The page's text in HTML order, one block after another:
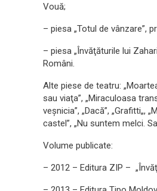
Vouă;
– piesa „Totul de vânzare”,
– piesa „Învăţăturile lui
Români.
Alte piese de teatru:
sau viaţa”, „Miraculoasa
veşnicia”, „Dacă”, „Grafitti„,
castel”, „Nu suntem melci.
Volume publicate:
– 2012 – Editura ZIP –